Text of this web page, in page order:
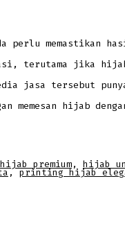
perlu memastikan
terutama jika
jasa tersebut
memesan hijab
hijab premium, hijab
,printing hijab